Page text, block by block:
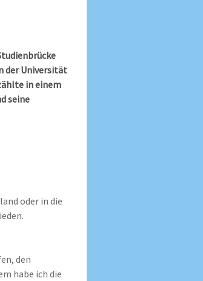
der Universität
in einem
seine
oder in die
den
habe ich die